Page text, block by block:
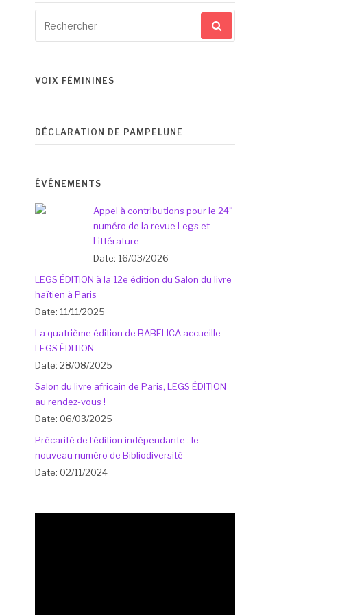
pour
:
VOIX FÉMININES
DÉCLARATION DE PAMPELUNE
ÉVÉNEMENTS
Appel à contributions pour le 24°
numéro de la revue Legs et
Littérature
Date: 16/03/2026
LEGS ÉDITION à la 12e édition du Salon du livre
haïtien à Paris
Date: 11/11/2025
La quatrième édition de BABELICA accueille
LEGS ÉDITION
Date: 28/08/2025
Salon du livre africain de Paris, LEGS ÉDITION
au rendez-vous !
Date: 06/03/2025
Précarité de l’édition indépendante : le
nouveau numéro de Bibliodiversité
Date: 02/11/2024